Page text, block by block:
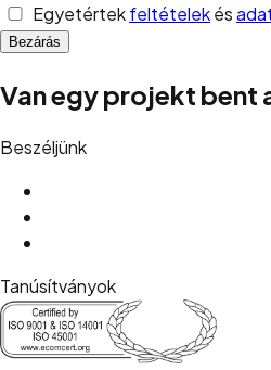
Egyetértekfeltételekés
Bezárás
Van egy projekt bent
Beszéljünk
Tanúsítványok